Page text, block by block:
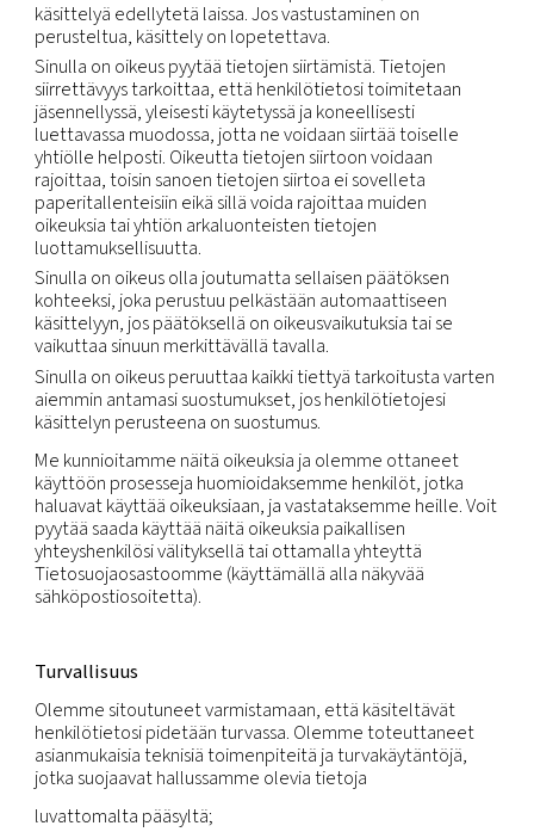
sellaisille palveluntarjoajille, jotka olemme
tuottamaan palveluja puolestamme. Jaamme
Henkilötietojasi vain palveluntarjoajille, joiden
käyttää tai paljastaa tietoja olemme rajoittaneet
sopimuksella siihen vähimmäismäärään, joka
palveluiden tuottamiseen sen puolesta tai
vaatimusten täyttämiseen;
lakisääteisten velvoitteiden noudattaminen,
rajoituksetta lainvalvontaviranomaisten tai
sääntelyviranomaisten laillisiin pyyntöihin
epäillyn tai todistetun lainvastaisen toiminnan
fyysisen haitan tai taloudellisen menetyksen
liiketoimintamme tai varallisuutemme
osittaisen siirron (mukaan lukien konkurssiin
tukeminen.
Tietojen säilyttäminen
Säilytämme henkilötietojasi niin kauan kuin meillä
sopimussuhteen keston ajan ja sen päätyttyä niin
sovellettavassa lainsäädännössä edellytetään tai
Sinun oikeutesi